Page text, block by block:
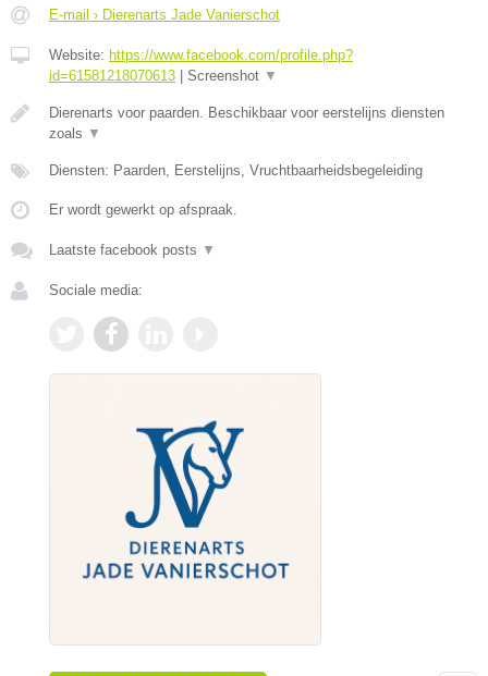
E-mail › Dierenarts Jade Vanierschot
Website: https://www.facebook.com/profile.php?
id=61581218070613
Screenshot ▼
Dierenarts voor paarden. Beschikbaar voor eerstelijns diensten
zoals ▼
Diensten: Paarden, Eerstelijns, Vruchtbaarheidsbegeleiding
Er wordt gewerkt op afspraak.
Laatste facebook posts ▼
Sociale media: